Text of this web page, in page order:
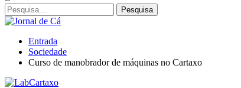
Entrada
Sociedade
Curso de manobrador de máquinas no Cartaxo